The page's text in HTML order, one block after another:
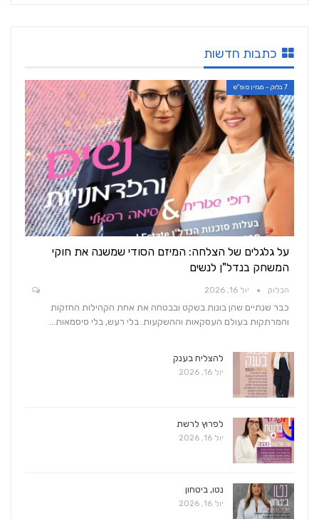
כתבות חדשות
7 בלוק - מגזין סופ"ש
על גלגלים של הצלחה: המיזם הסודי שמשנה את חוקי
המשחק בנדל"ן לנשים
הבלוק יול 16, 2026
כבר שנתיים שהן בונות בשקט ובבטחה את אחת הקהילות החזקות
והמרתקות בעולם העסקאות וההשקעות. בלי רעש, בלי סיסמאות…
להצליח בענק
יול 16, 2026
לפרוץ לרשת
יול 16, 2026
נטו, ביטחון
יול 16, 2026